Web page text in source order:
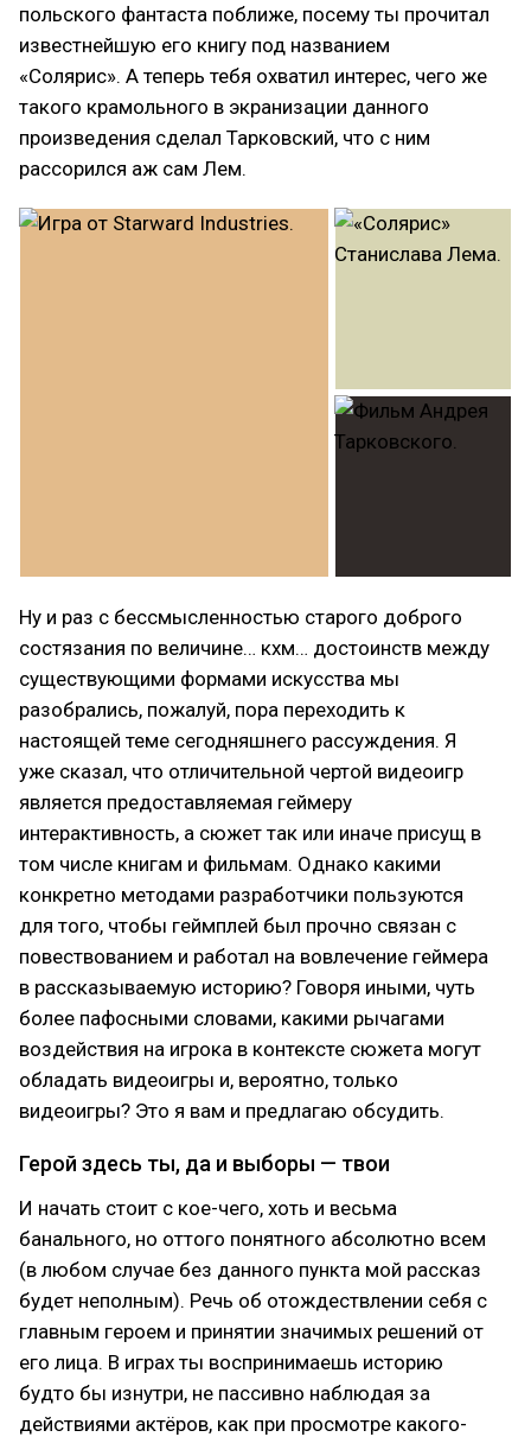
польского фантаста поближе, посему ты прочитал
известнейшую его книгу под названием
«Солярис». А теперь тебя охватил интерес, чего же
такого крамольного в экранизации данного
произведения сделал Тарковский, что с ним
рассорился аж сам Лем.
Ну и раз с бессмысленностью старого доброго
состязания по величине… кхм… достоинств между
существующими формами искусства мы
разобрались, пожалуй, пора переходить к
настоящей теме сегодняшнего рассуждения. Я
уже сказал, что отличительной чертой видеоигр
является предоставляемая геймеру
интерактивность, а сюжет так или иначе присущ в
том числе книгам и фильмам. Однако какими
конкретно методами разработчики пользуются
для того, чтобы геймплей был прочно связан с
повествованием и работал на вовлечение геймера
в рассказываемую историю? Говоря иными, чуть
более пафосными словами, какими рычагами
воздействия на игрока в контексте сюжета могут
обладать видеоигры и, вероятно, только
видеоигры? Это я вам и предлагаю обсудить.
Герой здесь ты, да и выборы — твои
И начать стоит с кое-чего, хоть и весьма
банального, но оттого понятного абсолютно всем
(в любом случае без данного пункта мой рассказ
будет неполным). Речь об отождествлении себя с
главным героем и принятии значимых решений от
его лица. В играх ты воспринимаешь историю
будто бы изнутри, не пассивно наблюдая за
действиями актёров, как при просмотре какого-